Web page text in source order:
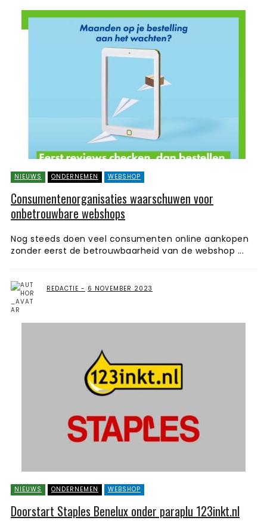
NIEUWS ONDERNEMEN WEBSHOP
Consumentenorganisaties waarschuwen voor
onbetrouwbare webshops
Nog steeds doen veel consumenten online aankopen
zonder eerst de betrouwbaarheid van de webshop ...
REDACTIE 6 NOVEMBER 2023
NIEUWS ONDERNEMEN WEBSHOP
Doorstart Staples Benelux onder paraplu 123inkt.nl